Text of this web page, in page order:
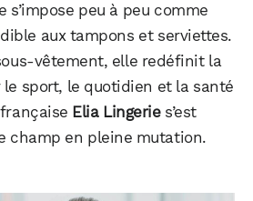
s’impose peu à peu comme
aux tampons et serviettes.
vêtement, elle redéfinit la
sport, le quotidien et la santé
Elia Lingeries’est
champ en pleine mutation.